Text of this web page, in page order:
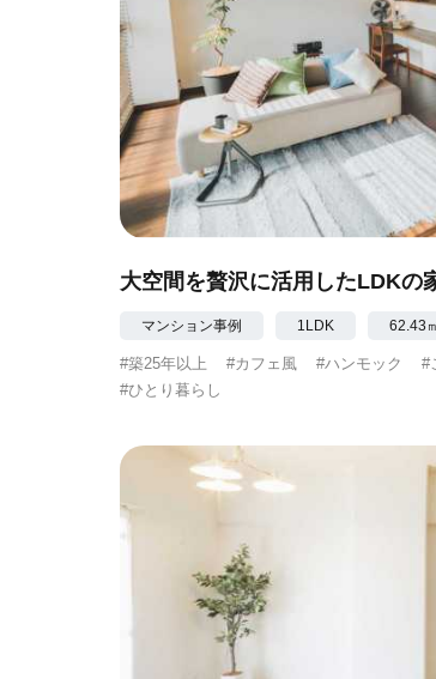
大空間を贅沢に活用したLDKの
マンション事例 1LDK 62.43
#築25年以上 #カフェ風 #ハンモック #
#ひとり暮らし